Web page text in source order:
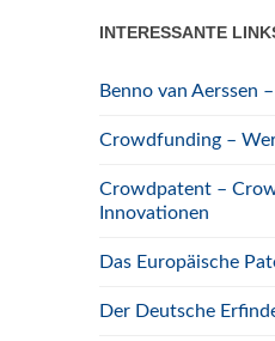
INTERESSANTE
Benno van Aerssen
Crowdfunding –
Crowdpatent –
Innovationen
Das Europäische
Der Deutsche